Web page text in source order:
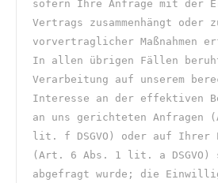
sofern Ihre Anfrage mit der
Vertrags zusammenhängt oder
vorvertraglicher Maßnahmen
In allen übrigen Fällen
Verarbeitung auf unserem
Interesse an der effektiven
an uns gerichteten Anfragen
lit. f DSGVO) oder auf Ihrer
(Art. 6 Abs. 1 lit. a DSGVO)
abgefragt wurde; die